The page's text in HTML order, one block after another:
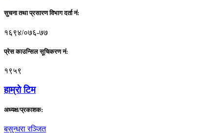
सुचना तथा प्रसारण विभाग दर्ता नं:
१६९४/०७६-७७
प्रेस काउन्सिल सूचिकरण नं:
१९५९
हाम्राे टिम
अध्यक्ष/प्रकाशक:
बसुन्धरा रञ्जित